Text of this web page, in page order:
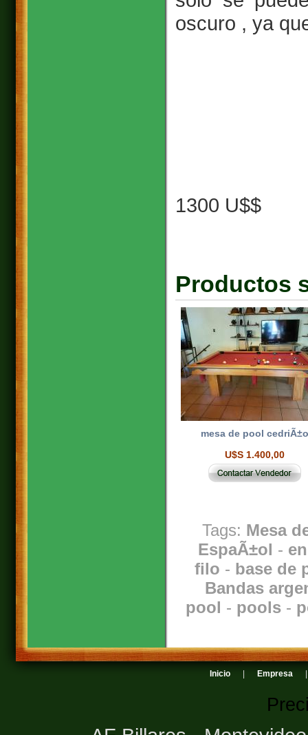
oscuro , ya
1300 U$$
Productos
mesa de pool cedriÃ±o
U$S 1.400,00
Tags: Mesa
EspaÃ±ol -
filo - base de
Bandas
pool - pools -
Inicio Empresa